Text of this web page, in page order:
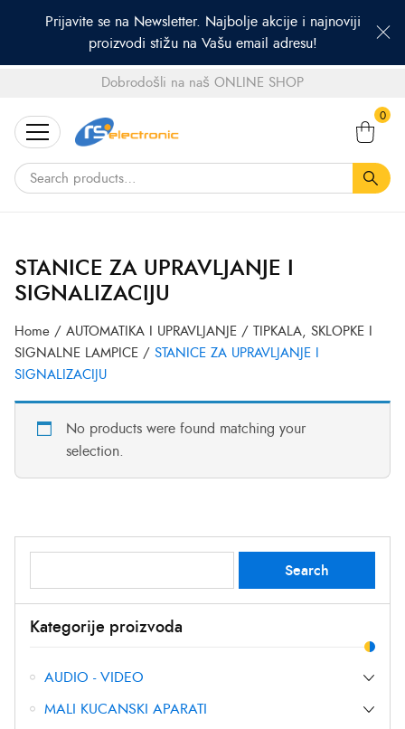
Prijavite se na Newsletter. Najbolje akcije i najnoviji
proizvodi stižu na Vašu email adresu!
Dobrodošli na naš ONLINE SHOP
for:
0
STANICE ZA UPRAVLJANJE I
SIGNALIZACIJU
Home / AUTOMATIKA I UPRAVLJANJE /
TIPKALA, SKLOPKE I
SIGNALNE LAMPICE / STANICE ZA UPRAVLJANJE I
SIGNALIZACIJU
No products were found matching your
selection.
for:
Search
Kategorije proizvoda
AUDIO - VIDEO
MALI KUCANSKI APARATI